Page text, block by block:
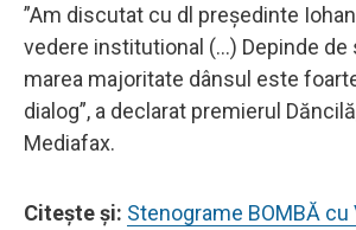
”Am discutat cu dl preşedinte
vedere institutional (...) Depinde de
marea majoritate dânsul este
dialog”, a declarat premierul
Mediafax.
Citeşte şi: Stenograme BOMBĂ cu